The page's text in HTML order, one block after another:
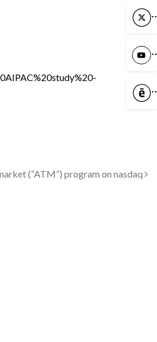
(“ATM”) program on nasdaq